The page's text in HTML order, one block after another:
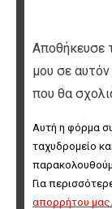
Αποθήκευσε
μου σε
που θα
Αυτή η φόρμα
ταχυδρομείο
Για
απορρήτου μας